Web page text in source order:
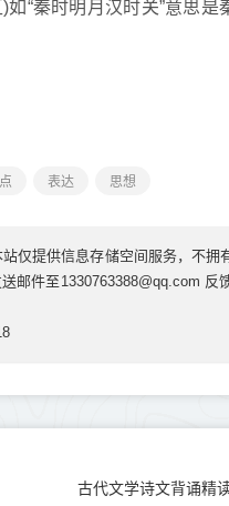
“秦时明月汉时关”意思是
表达 思想
仅提供信息存储空间服务，不拥
邮件至1330763388@qq.com 反
古代文学诗文背诵精